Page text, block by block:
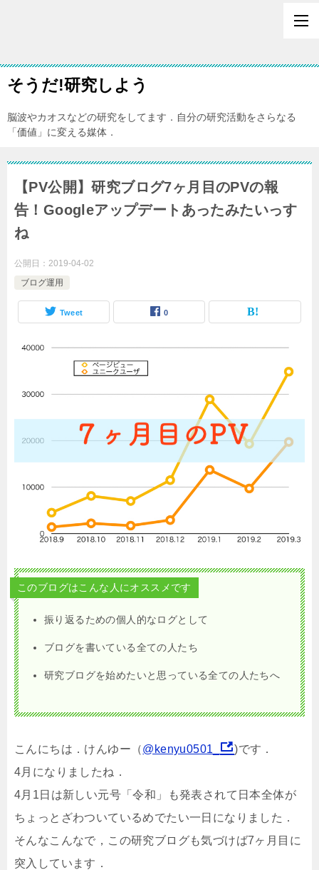
そうだ!研究しよう
脳波やカオスなどの研究をしてます．自分の研究活動をさらなる
「価値」に変える媒体．
【PV公開】研究ブログ7ヶ月目のPVの報
告！Googleアップデートあったみたいっす
ね
公開日： 2019-04-02
ブログ運用
Tweet 0
このブログはこんな人にオススメです
振り返るための個人的なログとして
ブログを書いている全ての人たち
研究ブログを始めたいと思っている全ての人たちへ
こんにちは．けんゆー（@kenyu0501_
)です．
4月になりましたね．
4月1日は新しい元号「令和」も発表されて日本全体が
ちょっとざわついているめでたい一日になりました．
そんなこんなで，この研究ブログも気づけば7ヶ月目に
突入しています．